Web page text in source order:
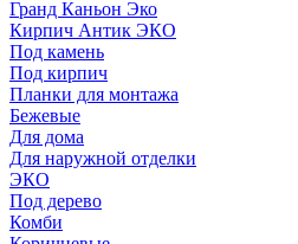
Гранд Каньон Эко
Кирпич Антик ЭКО
Под камень
Под кирпич
Планки для монтажа
Бежевые
Для дома
Для наружной отделки
ЭКO
Под дерево
Комби